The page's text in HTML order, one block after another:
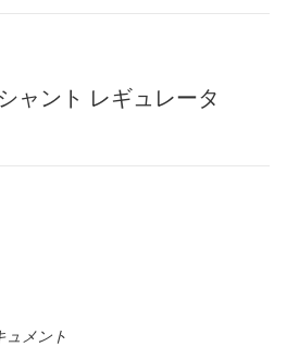
ャント レギュレータ
ュメント